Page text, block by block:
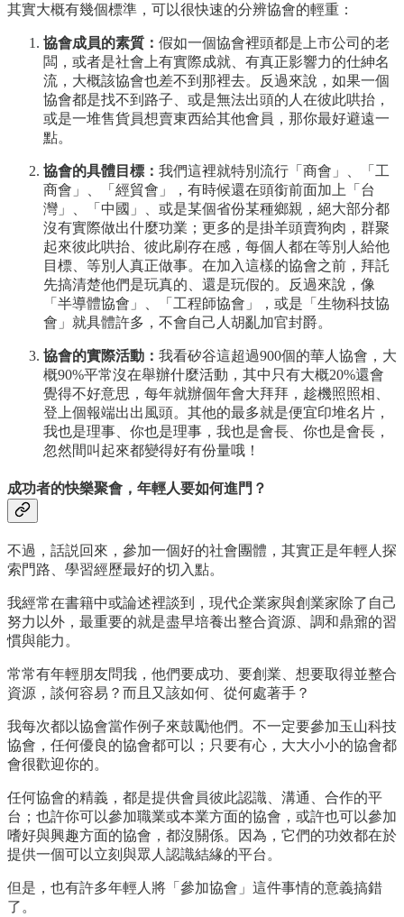
其實大概有幾個標準，可以很快速的分辨協會的輕重：
協會成員的素質： 假如一個協會裡頭都是上市公司的老
闆，或者是社會上有實際成就、有真正影響力的仕紳名
流，大概該協會也差不到那裡去。反過來說，如果一個
協會都是找不到路子、或是無法出頭的人在彼此哄抬，
或是一堆售貨員想賣東西給其他會員，那你最好避遠一
點。
協會的具體目標： 我們這裡就特別流行「商會」、「工
商會」、「經貿會」，有時候還在頭銜前面加上「台
灣」、「中國」、或是某個省份某種鄉親，絕大部分都
沒有實際做出什麼功業；更多的是掛羊頭賣狗肉，群聚
起來彼此哄抬、彼此刷存在感，每個人都在等別人給他
目標、等別人真正做事。在加入這樣的協會之前，拜託
先搞清楚他們是玩真的、還是玩假的。反過來說，像
「半導體協會」、「工程師協會」，或是「生物科技協
會」就具體許多，不會自己人胡亂加官封爵。
協會的實際活動： 我看矽谷這超過900個的華人協會，大
概90%平常沒在舉辦什麼活動，其中只有大概20%還會
覺得不好意思，每年就辦個年會大拜拜，趁機照照相、
登上個報端出出風頭。其他的最多就是便宜印堆名片，
我也是理事、你也是理事，我也是會長、你也是會長，
忽然間叫起來都變得好有份量哦！
成功者的快樂聚會，年輕人要如何進門？
不過，話説回來，參加一個好的社會團體，其實正是年輕人探
索門路、學習經歷最好的切入點。
我經常在書籍中或論述裡談到，現代企業家與創業家除了自己
努力以外，最重要的就是盡早培養出整合資源、調和鼎鼐的習
慣與能力。
常常有年輕朋友問我，他們要成功、要創業、想要取得並整合
資源，談何容易？而且又該如何、從何處著手？
我每次都以協會當作例子來鼓勵他們。不一定要參加玉山科技
協會，任何優良的協會都可以；只要有心，大大小小的協會都
會很歡迎你的。
任何協會的精義，都是提供會員彼此認識、溝通、合作的平
台；也許你可以參加職業或本業方面的協會，或許也可以參加
嗜好與興趣方面的協會，都沒關係。因為，它們的功效都在於
提供一個可以立刻與眾人認識結緣的平台。
但是，也有許多年輕人將「參加協會」這件事情的意義搞錯
了。